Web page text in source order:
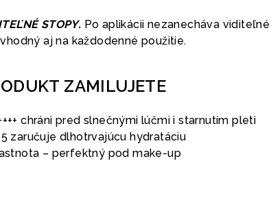
STOPY. Po aplikácii nezanecháva viditeľné
aj na každodenné použitie.
ZAMILUJETE
chráni pred slnečnými lúčmi i starnutím pleti
zaručuje dlhotrvajúcu hydratáciu
– perfektný pod make‑up